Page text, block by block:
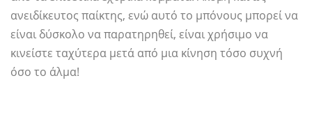
ανειδίκευτος παίκτης, ενώ αυτό το μπόνους μπορεί να
είναι δύσκολο να παρατηρηθεί, είναι χρήσιμο να
κινείστε ταχύτερα μετά από μια κίνηση τόσο συχνή
όσο το άλμα!